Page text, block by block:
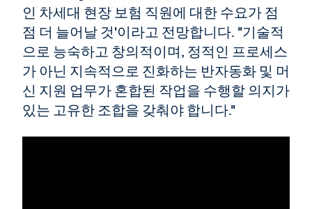
인 차세대 현장 보험 직원에 대한 수요가 점
점 더 늘어날 것'이라고 전망합니다. "기술적
으로 능숙하고 창의적이며, 정적인 프로세스
가 아닌 지속적으로 진화하는 반자동화 및 머
신 지원 업무가 혼합된 작업을 수행할 의지가
있는 고유한 조합을 갖춰야 합니다."